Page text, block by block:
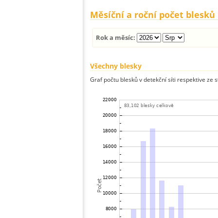
Měsíční a roční počet blesků
Rok a měsíc:
Všechny blesky
Graf počtu blesků v detekční síti respektive ze